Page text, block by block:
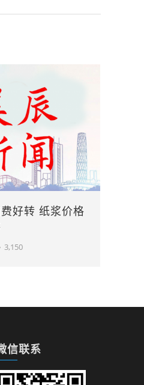
好转 纸浆价格
3,150
信联系